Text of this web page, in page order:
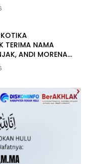
TERIMA NAMA
ANDI MORENA
DAN SERET
KE PENJARA